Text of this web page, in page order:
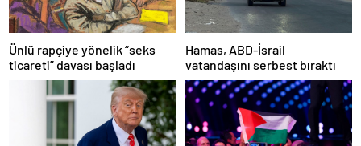
Ünlü rapçiye yönelik “seks
ticareti” davası başladı
Hamas, ABD-İsrail
vatandaşını serbest bıraktı